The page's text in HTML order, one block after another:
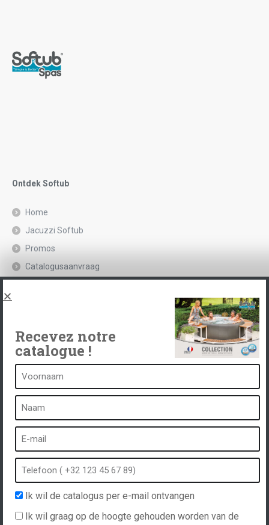
Ontdek Softub
Home
Jacuzzi Softub
Promos
Catalogusaanvraag
Een kuuroord is...
Wat is een kuuroord?
Bubbelbad
Buiten spa
Spa in de winter
Ingebouwde spa
Recevez notre
catalogue !
Ik wil de catalogus per e-mail ontvangen
Ik wil graag op de hoogte gehouden worden van de